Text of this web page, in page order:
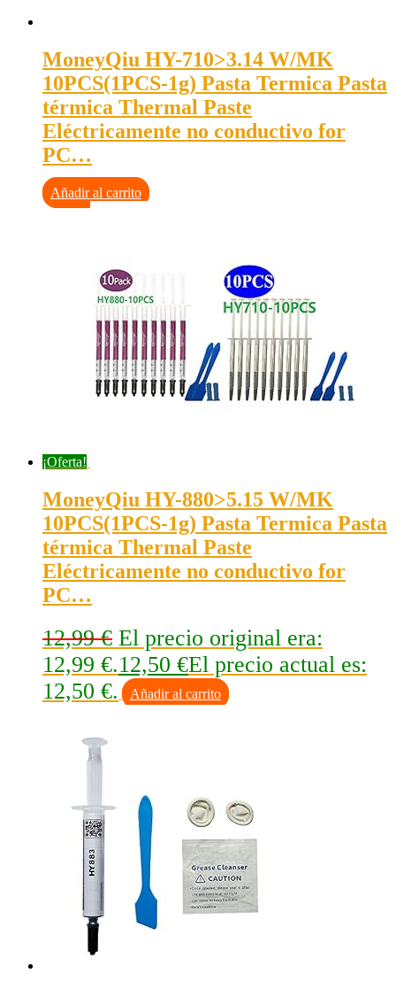
MoneyQiu HY-710>3.14 W/MK
10PCS(1PCS-1g) Pasta Termica Pasta
térmica Thermal Paste
Eléctricamente no conductivo for
PC…
Añadir al carrito
¡Oferta!
MoneyQiu HY-880>5.15 W/MK
10PCS(1PCS-1g) Pasta Termica Pasta
térmica Thermal Paste
Eléctricamente no conductivo for
PC…
12,99€ El precio original era:
12,99 €.12,50 €El precio actual es:
12,50 €.
Añadir al carrito